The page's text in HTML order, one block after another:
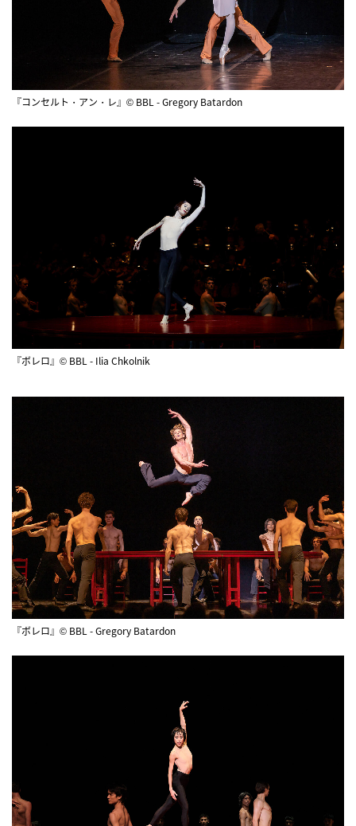
『コンセルト・アン・レ』© BBL - Gregory Batardon
『ボレロ』© BBL - Ilia Chkolnik
『ボレロ』© BBL - Gregory Batardon